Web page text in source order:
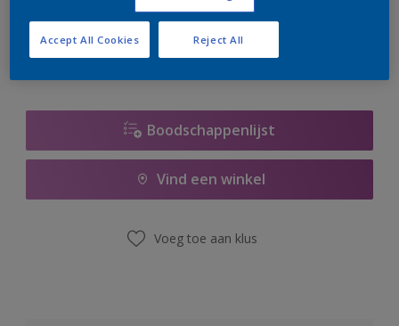
er hard aan om de voorraad aan te vullen.
Boodschappenlijst
Vind een winkel
Voeg toe aan klus
Reject All
Accept All Cookies